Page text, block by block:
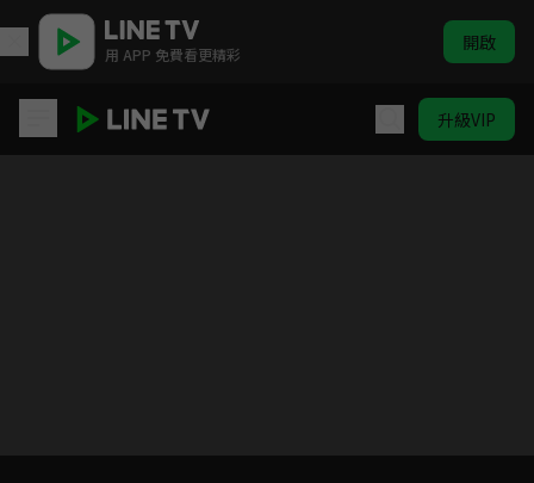
用 APP 免費看更精彩 開啟
升級VIP